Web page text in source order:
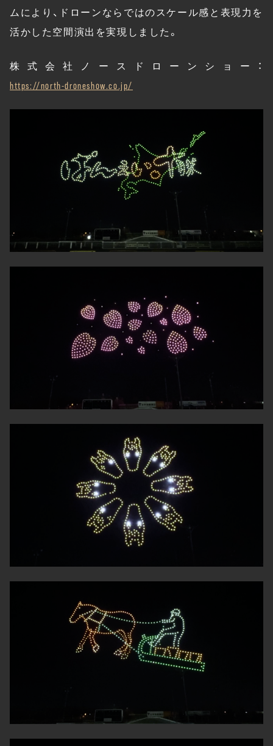
ムにより、ドローンならではのスケール感と表現力を
活かした空間演出を実現しました。
株式会社ノースドローンショー：
https://north-droneshow.co.jp/